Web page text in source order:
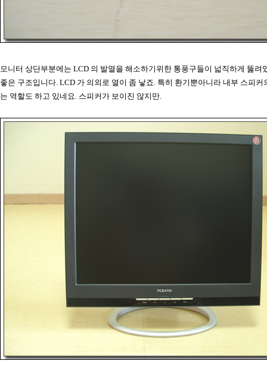
모니터 상단부분에는 LCD 의 발열을 해소하기위한 통풍구들이 넓직하게 뚫려
좋은 구조입니다. LCD 가 의외로 열이 좀 낳죠. 특히 환기뿐아니라 내부 스피커
는 역할도 하고 있네요. 스피커가 보이진 않지만.